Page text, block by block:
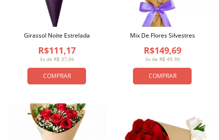
COMPRAR
3x de R$ 37,06
R$111,17
Girassol Noite Estrelada
COMPRAR
3x de R$ 49,90
R$149,69
Mix De Flores Silvestres